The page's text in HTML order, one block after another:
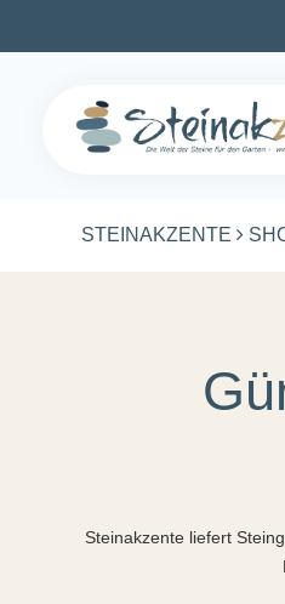
STEINAKZENTE
Steinakzente liefert